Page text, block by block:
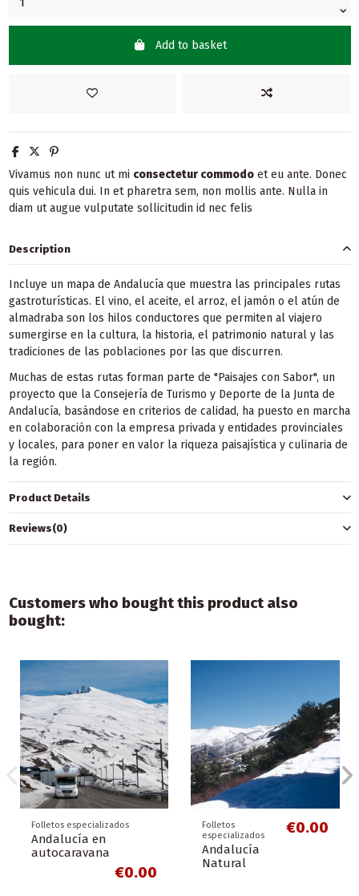
Add to basket
Vivamus non nunc ut mi consectetur commodoet eu ante. Donec
quis vehicula dui. In et pharetra sem, non mollis ante. Nulla in
diam ut augue vulputate sollicitudin id nec felis
Description
Incluye un mapa de Andalucía que muestra las principales rutas
gastroturísticas. El vino, el aceite, el arroz, el jamón o el atún de
almadraba son los hilos conductores que permiten al viajero
sumergirse en la cultura, la historia, el patrimonio natural y las
tradiciones de las poblaciones por las que discurren.
Muchas de estas rutas forman parte de "Paisajes con Sabor", un
proyecto que la Consejería de Turismo y Deporte de la Junta de
Andalucía, basándose en criterios de calidad, ha puesto en marcha
en colaboración con la empresa privada y entidades provinciales
y locales, para poner en valor la riqueza paisajística y culinaria de
la región.
Product Details
Reviews(0)
Customers who bought this product also
bought:
Folletos especializados
Andalucía en
autocaravana
€0.00
Folletos
especializados
Andalucía
Natural
€0.00